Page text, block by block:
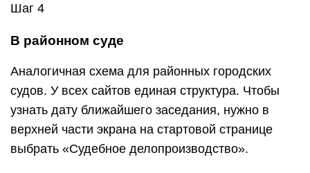
Шаг 4
В районном суде
Аналогичная схема для районных городских
судов. У всех сайтов единая структура. Чтобы
узнать дату ближайшего заседания, нужно в
верхней части экрана на стартовой странице
выбрать «Судебное делопроизводство».